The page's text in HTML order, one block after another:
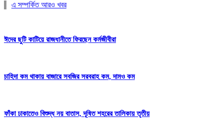
এ সম্পর্কিত আরও খবর
ঈদের ছুটি কাটিয়ে রাজধানীতে ফিরছেন কর্মজীবীরা
চাহিদা কম থাকায় বাজারে সবজির সরবরাহ কম, দামও কম
ফাঁকা ঢাকাতেও বিশুদ্ধ নয় বাতাস, দূষিত শহরের তালিকায় তৃতীয়